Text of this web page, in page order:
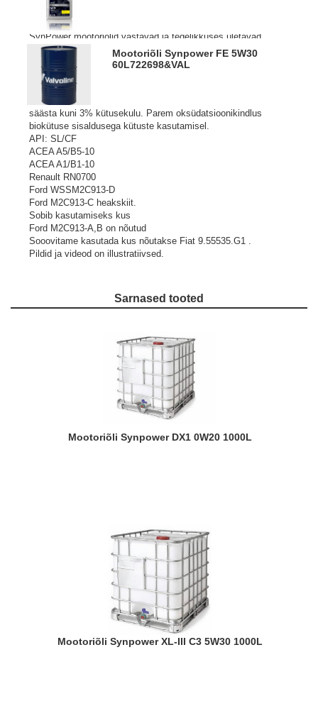
Mootoriõli Synpower FE 5W30
60L722698&VAL
Mootoriõlide absoluutne tipp. Toodetud täissünteetilistest
baasõlidest, kuhu on lisatatud kõrgtehnoloogilisi lisandeid.
SynPower mootoriõlid vastavad ja tegelikkuses ületavad
pea kõiki nõudeid, mis õlidele on seatud autotootjate poolt.
Sobib aastaringseks kasutamiseks nii tava- kui ka
turbolaaduriga diisel-, gaasi- ja bensiinimootoritele
sõiduatode ja pakibusside mootorites.
Esmaklassilised kütuseökonoomia omadused võimaldavad
säästa kuni 3% kütusekulu. Parem oksüdatsioonikindlus
biokütuse sisaldusega kütuste kasutamisel.
API: SL/CF
ACEA A5/B5-10
ACEA A1/B1-10
Renault RN0700
Ford WSSM2C913-D
Ford M2C913-C heakskiit.
Sobib kasutamiseks kus
Ford M2C913-A,B on nõutud
Sooovitame kasutada kus nõutakse Fiat 9.55535.G1 .
Pildid ja videod on illustratiivsed.
Sarnased tooted
Mootoriõli Synpower DX1 0W20 1000L
Mootoriõli Synpower XL-III C3 5W30 1000L